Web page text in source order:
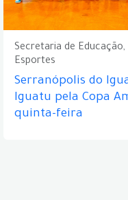
Secretaria de Educação,
Esportes
Serranópolis do
Iguatu pela Copa
quinta-feira